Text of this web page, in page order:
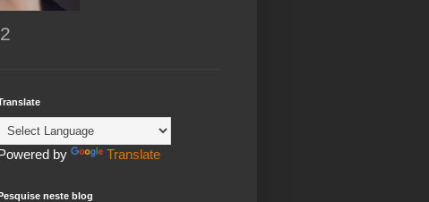
by Translate
neste blog